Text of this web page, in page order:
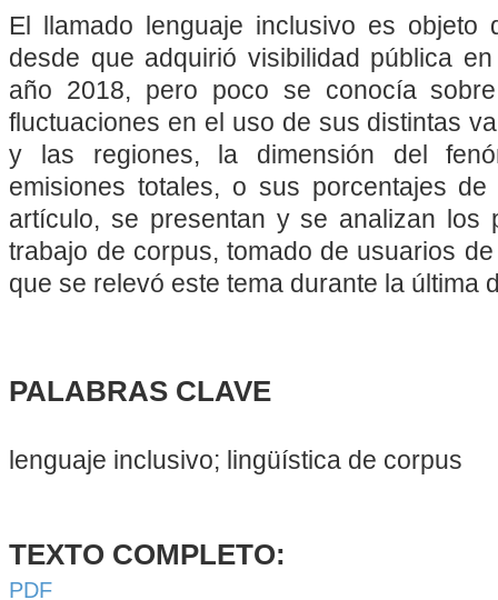
El llamado lenguaje inclusivo es objeto
desde que adquirió visibilidad pública
año 2018, pero poco se conocía
fluctuaciones en el uso de sus distintas
y las regiones, la dimensión del
emisiones totales, o sus porcentajes
artículo, se presentan y se analizan los
trabajo de corpus, tomado de usuarios
que se relevó este tema durante la última
PALABRAS CLAVE
lenguaje inclusivo; lingüística de corpus
TEXTO COMPLETO:
PDF